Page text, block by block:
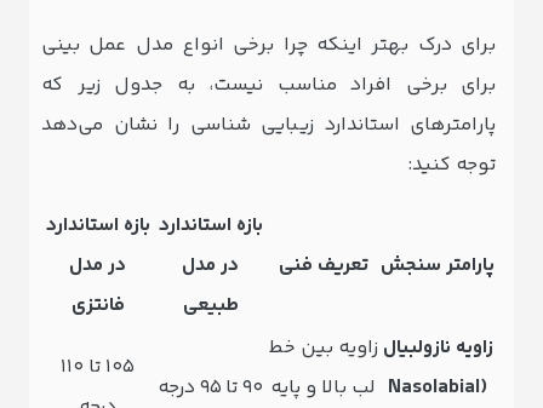
برای درک بهتر اینکه چرا برخی انواع مدل عمل بینی
برای برخی افراد مناسب نیست، به جدول زیر که
پارامترهای استاندارد زیبایی‌ شناسی را نشان می‌دهد
توجه کنید:
پارامتر سنجش تعریف فنی
بازه استاندارد
در مدل
طبیعی
بازه استاندارد
در مدل
فانتزی
زاویه نازولبیال
(Nasolabial
زاویه بین خط
لب بالا و پایه ۹۰ تا ۹۵ درجه
۱۰۵ تا ۱۱۰